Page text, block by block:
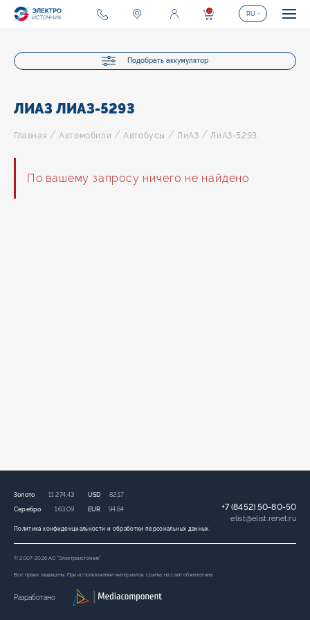
Подобрать аккумулятор
ЛИАЗ ЛИАЗ-5293
Главная /Автомобили /Автобусы /ЛиАЗ /ЛиАЗ-5293
По вашему запросу ничего не найдено
Политика конфиденциальности и обработки персональных данных.
Золото 11 274,43
Серебро 163,09
USD 82,17
EUR 94,84 +7 (8452) 50-80-50
elist@elist.renet.ru
© 2007-2026 АО “Электроисточник”
Все права защищены. При использовании материалов ссылка на сайт обязательна.
Разработано
0 RU